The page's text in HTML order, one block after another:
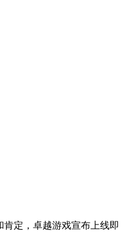
定，卓越游戏宣布上线即